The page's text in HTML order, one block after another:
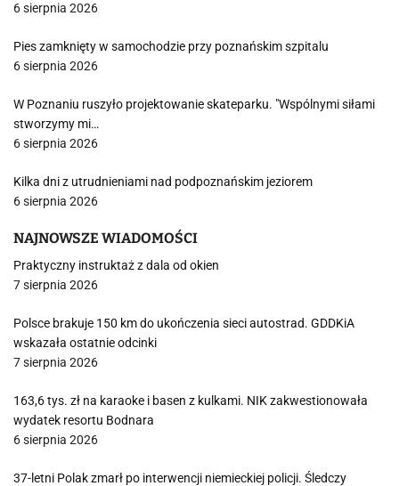
6 sierpnia 2026
Pies zamknięty w samochodzie przy poznańskim szpitalu
6 sierpnia 2026
W Poznaniu ruszyło projektowanie skateparku. "Wspólnymi siłami
stworzymy mi…
6 sierpnia 2026
Kilka dni z utrudnieniami nad podpoznańskim jeziorem
6 sierpnia 2026
NAJNOWSZE WIADOMOŚCI
Praktyczny instruktaż z dala od okien
7 sierpnia 2026
Polsce brakuje 150 km do ukończenia sieci autostrad. GDDKiA
wskazała ostatnie odcinki
7 sierpnia 2026
163,6 tys. zł na karaoke i basen z kulkami. NIK zakwestionowała
wydatek resortu Bodnara
6 sierpnia 2026
37-letni Polak zmarł po interwencji niemieckiej policji. Śledczy